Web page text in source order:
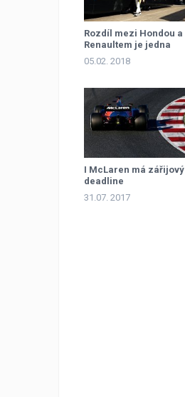
Rozdíl mezi Hondou a
Renaultem je jedna
sekunda
05.02. 2018
I McLaren má zářijový
deadline
31.07. 2017